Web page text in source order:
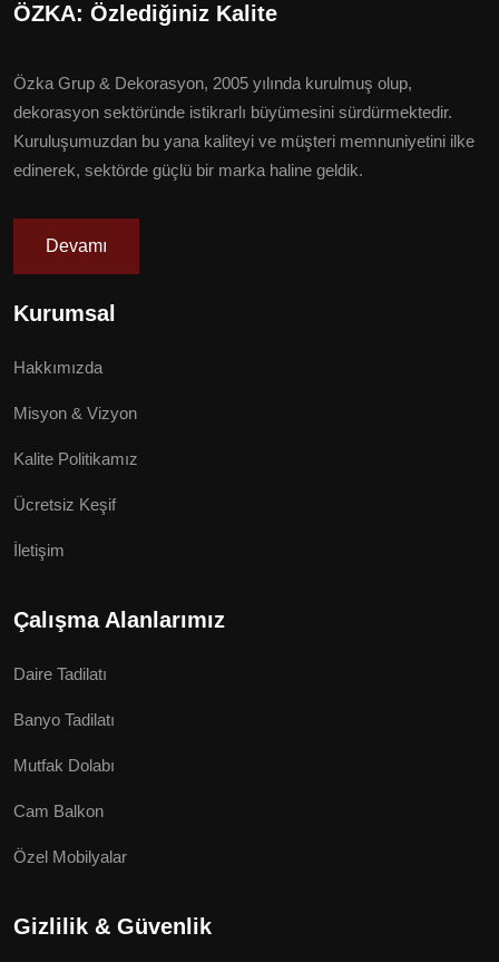
ÖZKA: Özlediğiniz Kalite
Özka Grup & Dekorasyon, 2005 yılında kurulmuş olup,
dekorasyon sektöründe istikrarlı büyümesini sürdürmektedir.
Kuruluşumuzdan bu yana kaliteyi ve müşteri memnuniyetini ilke
edinerek, sektörde güçlü bir marka haline geldik.
Devamı
Kurumsal
Hakkımızda
Misyon & Vizyon
Kalite Politikamız
Ücretsiz Keşif
İletişim
Çalışma Alanlarımız
Daire Tadilatı
Banyo Tadilatı
Mutfak Dolabı
Cam Balkon
Özel Mobilyalar
Gizlilik & Güvenlik